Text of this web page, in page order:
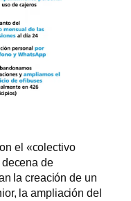
el «colectivo
de
la creación de un
la ampliación del